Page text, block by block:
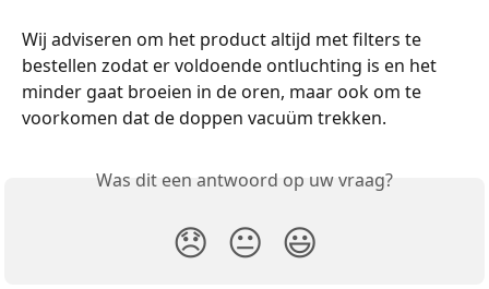
Wij adviseren om het product altijd met filters te
bestellen zodat er voldoende ontluchting is en het
minder gaat broeien in de oren, maar ook om te
voorkomen dat de doppen vacuüm trekken.
Was dit een antwoord op uw vraag?
😞 😐 😃